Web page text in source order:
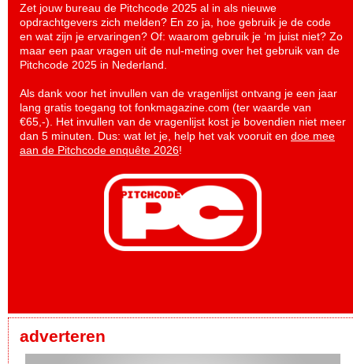
Zet jouw bureau de Pitchcode 2025 al in als nieuwe
opdrachtgevers zich melden? En zo ja, hoe gebruik je de code
en wat zijn je ervaringen? Of: waarom gebruik je ‘m juist niet? Zo
maar een paar vragen uit de nul-meting over het gebruik van de
Pitchcode 2025 in Nederland.
Als dank voor het invullen van de vragenlijst ontvang je een jaar
lang gratis toegang tot fonkmagazine.com (ter waarde van
€65,-). Het invullen van de vragenlijst kost je bovendien niet meer
dan 5 minuten. Dus: wat let je, help het vak vooruit en doe mee
aan de Pitchcode enquête 2026!
adverteren